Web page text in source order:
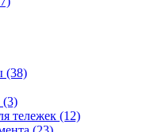
(38)
(3)
тележек (12)